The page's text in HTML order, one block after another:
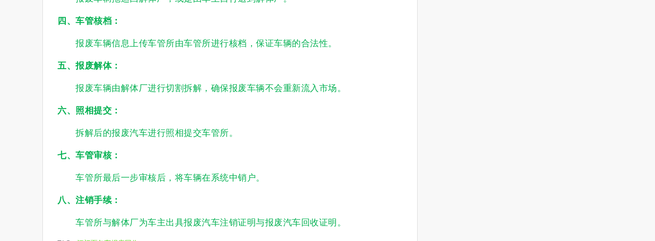
四、车管核档：
报废车辆信息上传车管所由车管所进行核档，保证车辆的合法性。
五、报废解体：
报废车辆由解体厂进行切割拆解，确保报废车辆不会重新流入市场。
六、照相提交：
拆解后的报废汽车进行照相提交车管所。
七、车管审核：
车管所最后一步审核后，将车辆在系统中销户。
八、注销手续：
车管所与解体厂为车主出具报废汽车注销证明与报废汽车回收证明。